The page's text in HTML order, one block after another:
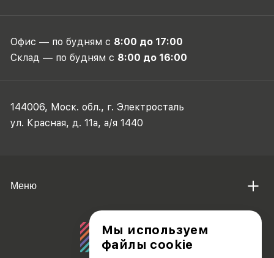
Офис — по будням с 8:00 до 17:00
Склад — по будням с 8:00 до 16:00
144006, Моск. обл., г. Электросталь
ул. Красная, д. 11а, а/я 1440
Меню
Мы используем
файлы cookie